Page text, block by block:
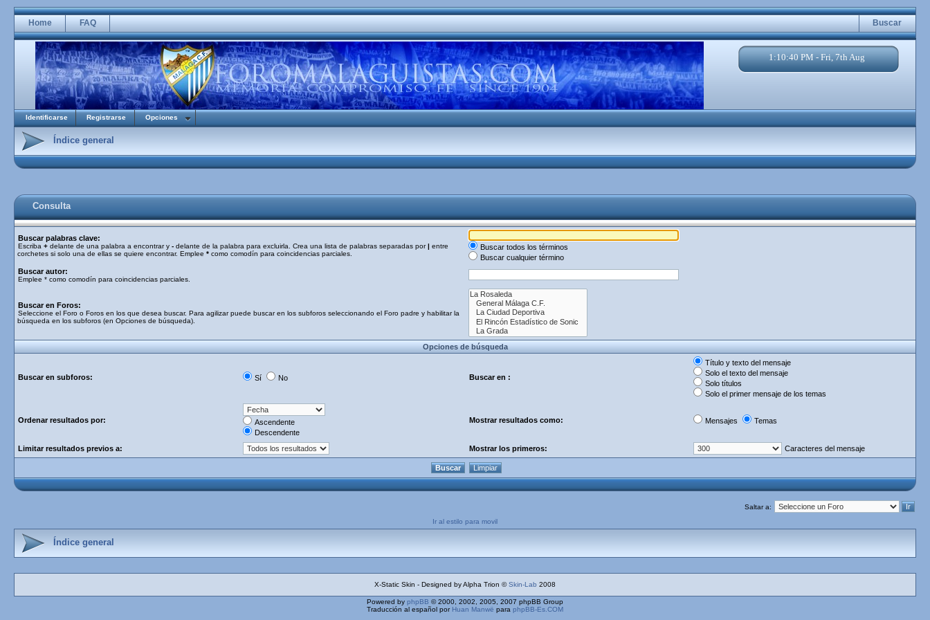
Home FAQ Buscar
1:10:40 PM - Fri, 7th Aug
Identificarse Registrarse Opciones
Índice general
Consulta
Buscar palabras clave:
Escriba + delante de una palabra a encontrar y - delante de la palabra para excluirla. Crea una lista de palabras separadas por| entre
corchetes si solo una de ellas se quiere encontrar. Emplee * como comodín para coincidencias parciales.
Buscar todos los términos
Buscar cualquier término
Buscar autor:
Emplee * como comodín para coincidencias parciales.
Buscar en Foros:
Seleccione el Foro o Foros en los que desea buscar. Para agilizar puede buscar en los subforos seleccionando el Foro padre y habilitar la
búsqueda en los subforos (en Opciones de búsqueda).
Opciones de búsqueda
Buscar en subforos: Sí No Buscar en :
Título y texto del mensaje
Solo el texto del mensaje
Solo títulos
Solo el primer mensaje de los temas
Ordenar resultados por:
Ascendente
Descendente
Mostrar resultados como: Mensajes Temas
Limitar resultados previos a: Mostrar los primeros: Caracteres del mensaje
Saltar a:
Ir al estilo para movil
Índice general
X-Static Skin - Designed by Alpha Trion ©Skin-Lab 2008
Powered by phpBB © 2000, 2002, 2005, 2007 phpBB Group
Traducción al español por Huan Manwë para phpBB-Es.COM